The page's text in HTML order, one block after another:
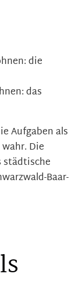
die
das
Aufgaben als
Die
städtische
Baar-